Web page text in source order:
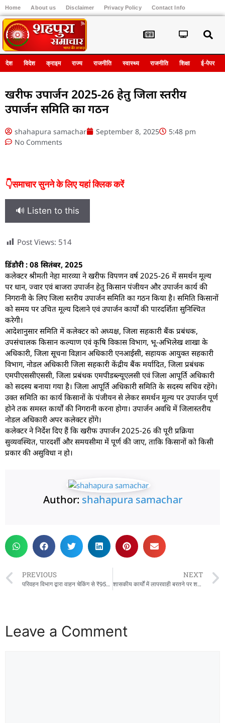
Home About us Disclaimer Privacy Policy Contact Info
देश विदेश क्राइम राज्य राजनीति स्वास्थ्य राजनीति शिक्षा ई-पेपर
खरीफ उपार्जन 2025-26 हेतु जिला स्तरीय
उपार्जन समिति का गठन
shahapura samachar September 8, 2025
5:48 pm
No Comments
👇समाचार सुनने के लिए यहां क्लिक करें
🔊 Listen to this
Post Views: 514
डिंडौरी : 08 सितंबर, 2025
कलेक्टर श्रीमती नेहा मारव्या ने खरीफ विपणन वर्ष 2025-26 में समर्थन मूल्य
पर धान, ज्वार एवं बाजरा उपार्जन हेतु किसान पंजीयन और उपार्जन कार्य की
निगरानी के लिए जिला स्तरीय उपार्जन समिति का गठन किया है। समिति किसानों
को समय पर उचित मूल्य दिलाने एवं उपार्जन कार्यों की पारदर्शिता सुनिश्चित
करेगी।
आदेशानुसार समिति में कलेक्टर को अध्यक्ष, जिला सहकारी बैंक प्रबंधक,
उपसंचालक किसान कल्याण एवं कृषि विकास विभाग, भू-अभिलेख शाखा के
अधिकारी, जिला सूचना विज्ञान अधिकारी एनआईसी, सहायक आयुक्त सहकारी
विभाग, नोडल अधिकारी जिला सहकारी केंद्रीय बैंक मर्यादित, जिला प्रबंधक
एमपीएससीएससी, जिला प्रबंधक एमपीडब्ल्यूएलसी एवं जिला आपूर्ति अधिकारी
को सदस्य बनाया गया है। जिला आपूर्ति अधिकारी समिति के सदस्य सचिव रहेंगे।
उक्त समिति का कार्य किसानों के पंजीयन से लेकर समर्थन मूल्य पर उपार्जन पूर्ण
होने तक समस्त कार्यों की निगरानी करना होगा। उपार्जन अवधि में जिलास्तरीय
नोडल अधिकारी अपर कलेक्टर होंगे।
कलेक्टर ने निर्देश दिए हैं कि खरीफ उपार्जन 2025-26 की पूरी प्रक्रिया
सुव्यवस्थित, पारदर्शी और समयसीमा में पूर्ण की जाए, ताकि किसानों को किसी
प्रकार की असुविधा न हो।
Author: shahapura samachar
PREVIOUS
परिवहन विभाग द्वारा वाहन चेकिंग से ₹9500 का राजस्व प्राप्त,बजाग एवं सागरटोला क्षेत्र सहित अन्य स्थानों पर की कार्यवाही
NEXT
शासकीय कार्यों में लापरवाही बरतने पर शहपुरा जनपद मे पदस्थ पवन पटैल साहित दो और सहायक यंत्री को कलेक्टर डिंडोरी ने दिया कारण बताओ नोटिस
Leave a Comment